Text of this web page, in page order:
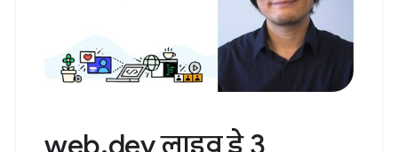
web.dev लाइव डे 3